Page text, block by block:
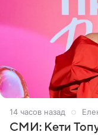
14 часов назад
СМИ: Кети